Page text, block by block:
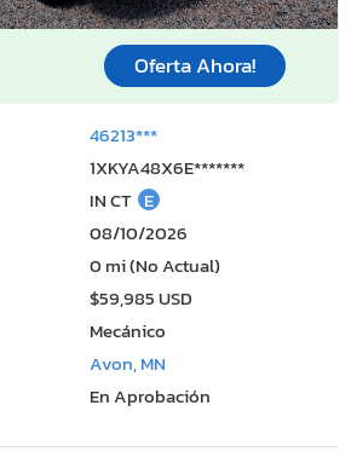
Oferta Ahora!
46213***
1XKYA48X6E*******
IN CT E
08/10/2026
0 mi (No Actual)
$59,985 USD
Mecánico
Avon, MN
En Aprobación